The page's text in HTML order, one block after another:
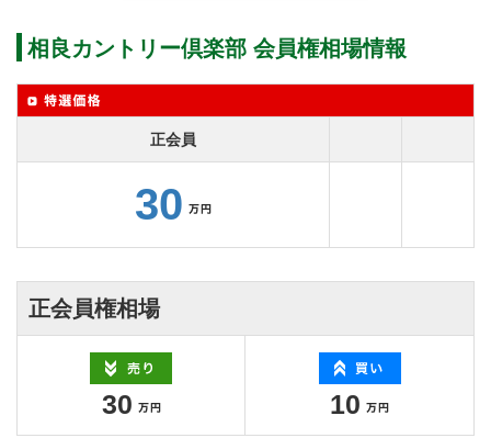
相良カントリー倶楽部 会員権相場情報
正会員
30
正会員権相場
30 10